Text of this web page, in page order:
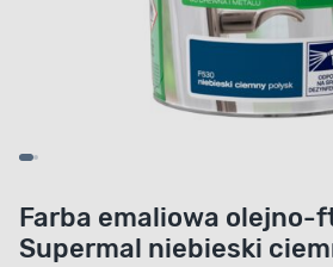
Farba emaliowa olejno-
Supermal niebieski